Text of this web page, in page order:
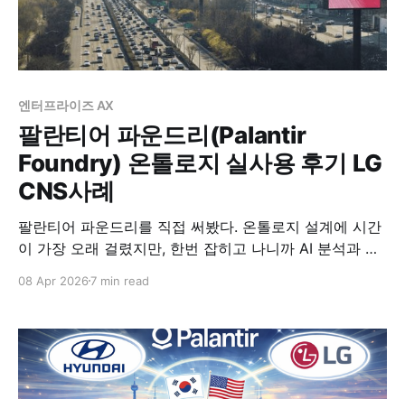
엔터프라이즈 AX
팔란티어 파운드리(Palantir
Foundry) 온톨로지 실사용 후기 LG
CNS사례
팔란티어 파운드리를 직접 써봤다. 온톨로지 설계에 시간
이 가장 오래 걸렸지만, 한번 잡히고 나니까 AI 분석과 대
만들어서 올인하는 이유를 알겠더라.
08 Apr 2026 7 min read